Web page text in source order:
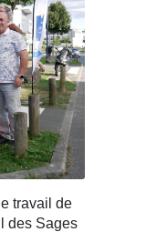
travail de
des Sages